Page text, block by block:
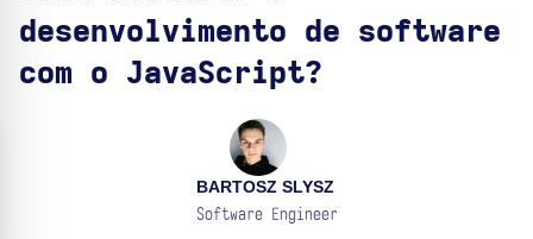
desenvolvimento de software
com o JavaScript?
BARTOSZ SLYSZ
Software Engineer